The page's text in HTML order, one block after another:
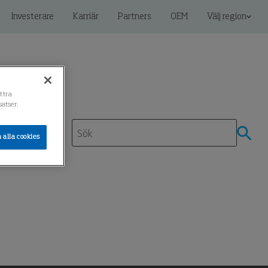
Investerare Karriär Partners OEM Välj region
alla cookies